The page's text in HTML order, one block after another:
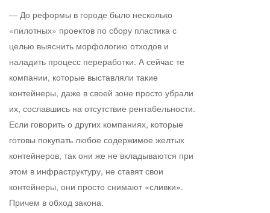
— До реформы в городе было несколько
«пилотных» проектов по сбору пластика с
целью выяснить морфологию отходов и
наладить процесс переработки. А сейчас те
компании, которые выставляли такие
контейнеры, даже в своей зоне просто убрали
их, сославшись на отсутствие рентабельности.
Если говорить о других компаниях, которые
готовы покупать любое содержимое желтых
контейнеров, так они же не вкладываются при
этом в инфраструктуру, не ставят свои
контейнеры, они просто снимают «сливки».
Причем в обход закона.